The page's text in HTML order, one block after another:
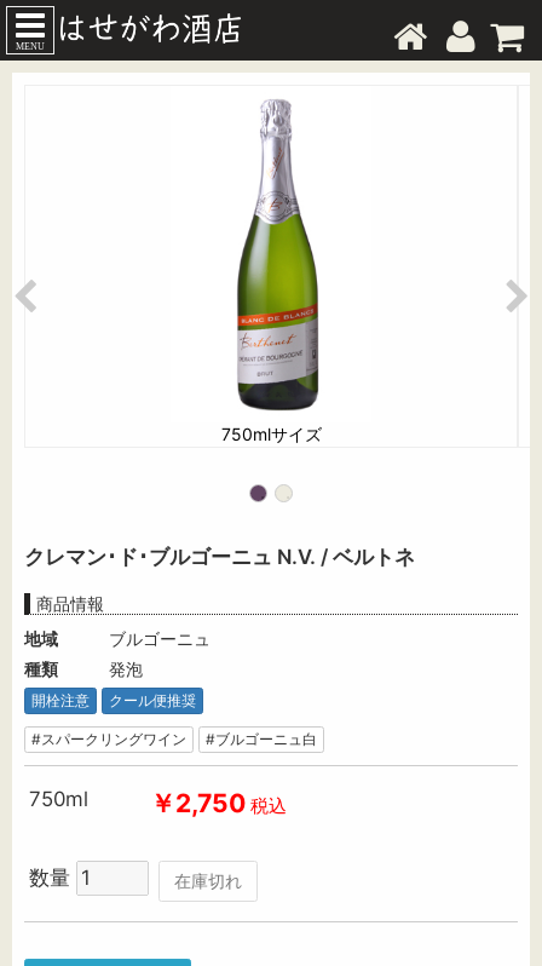
MENU
750mlサイズ
クレマン･ド･ブルゴーニュ N.V. / ベルトネ
商品情報
地域
ブルゴーニュ
種類
発泡
開栓注意 クール便推奨
#スパークリングワイン #ブルゴーニュ白
750ml ￥2,750 税込
数量 在庫切れ